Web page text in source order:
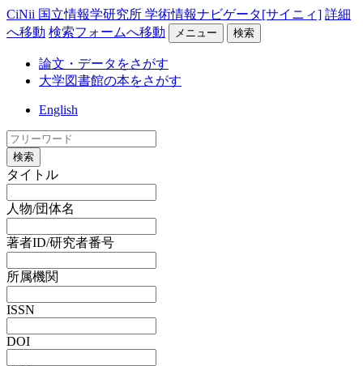
CiNii 国立情報学研究所 学術情報ナビゲータ[サイニィ] 詳細
へ移動 検索フォームへ移動 メニュー 検索
論文・データをさがす
大学図書館の本をさがす
English
検索
タイトル
人物/団体名
著者ID/研究者番号
所属機関
ISSN
DOI